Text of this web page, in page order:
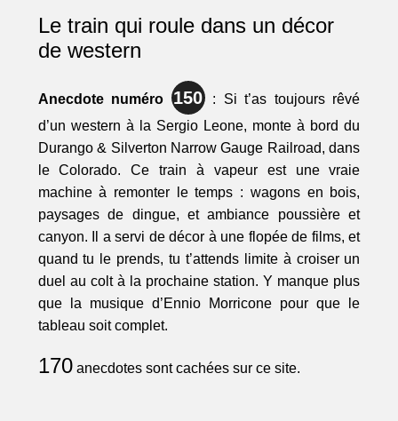
Le train qui roule dans un décor
de western
Anecdote numéro 150: Si t’as toujours rêvé
d’un western à la Sergio Leone, monte à bord du
Durango & Silverton Narrow Gauge Railroad, dans
le Colorado. Ce train à vapeur est une vraie
machine à remonter le temps : wagons en bois,
paysages de dingue, et ambiance poussière et
canyon. Il a servi de décor à une flopée de films, et
quand tu le prends, tu t’attends limite à croiser un
duel au colt à la prochaine station. Y manque plus
que la musique d’Ennio Morricone pour que le
tableau soit complet.
170anecdotes sont cachées sur ce site.